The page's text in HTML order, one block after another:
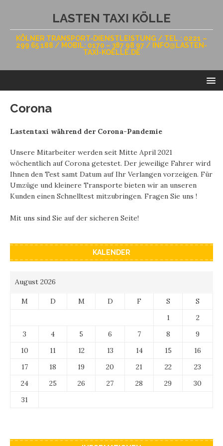
LASTEN TAXI KÖLLE
KÖLNER TRANSPORT-DIENSTLEISTUNG / TEL.: 0221 –
299 65 188 / MOBIL: 0170 – 387 98 97 / INFO@LASTEN-
TAXI-KOELLE.DE
Corona
Lastentaxi während der Corona-Pandemie
Unsere Mitarbeiter werden seit Mitte April 2021
wöchentlich auf Corona getestet. Der jeweilige Fahrer wird
Ihnen den Test samt Datum auf Ihr Verlangen vorzeigen. Für
Umzüge und kleinere Transporte bieten wir an unseren
Kunden einen Schnelltest mitzubringen. Fragen Sie uns !
Mit uns sind Sie auf der sicheren Seite!
KALENDER
August 2026
M D M D F S
S
1
2
3
4 5 6 7 8
9
10
11 12 13 14 15
16
17
18 19 20 21 22
23
24
25 26 27 28 29
30
31